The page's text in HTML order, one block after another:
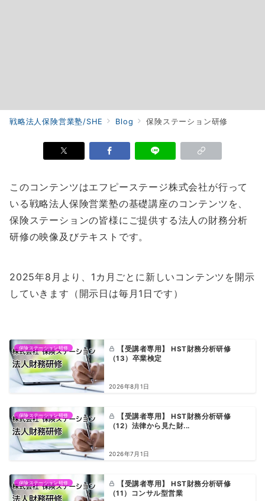
戦略法人保険営業塾/SHE Blog 保険ステーション研修
このコンテンツはエフピーステージ株式会社が行って
いる戦略法人保険営業塾の基礎講座のコンテンツを、
保険ステーションの皆様にご提供する法人の財務分析
研修の映像及びテキストです。
2025年8月より、1カ月ごとに新しいコンテンツを開示
していきます（開示日は毎月1日です）
保険ステーション研修
【受講者専用】 HST財務分析研修
（13）卒業検定
2026年8月1日
保険ステーション研修
【受講者専用】 HST財務分析研修
（12）法律から見た財...
2026年7月1日
保険ステーション研修
【受講者専用】 HST財務分析研修
（11）コンサル型営業